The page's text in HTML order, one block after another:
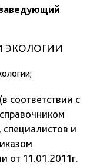
ЭКОЛОГИИ
(в соответствии с
и
от 11.01.2011г.